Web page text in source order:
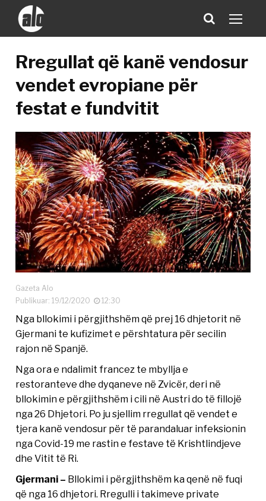
Rregullat që kanë vendosur
vendet evropiane për
festat e fundvitit
Gazeta Alo
Publikuar: 19/12/2020
12:30
Nga bllokimi i përgjithshëm që prej 16 dhjetorit në
Gjermani te kufizimet e përshtatura për secilin
rajon në Spanjë.
Nga ora e ndalimit francez te mbyllja e
restoranteve dhe dyqaneve në Zvicër, deri në
bllokimin e përgjithshëm i cili në Austri do të fillojë
nga 26 Dhjetori. Po ju sjellim rregullat që vendet e
tjera kanë vendosur për të parandaluar infeksionin
nga Covid-19 me rastin e festave të Krishtlindjeve
dhe Vitit të Ri.
Gjermani – Bllokimi i përgjithshëm ka qenë në fuqi
që nga 16 dhjetori. Rregulli i takimeve private